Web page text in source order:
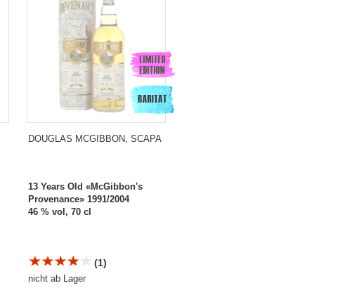
DOUGLAS MCGIBBON, SCAPA
13 Years Old «McGibbon's
Provenance» 1991/2004
46 % vol, 70 cl
(1)
nicht ab Lager